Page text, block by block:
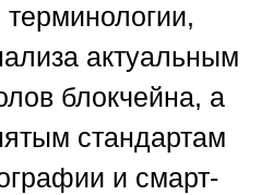
актуальным
блокчейна, а
стандартам
и смарт-